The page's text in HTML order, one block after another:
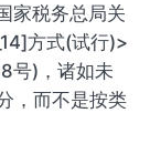
家税务总局关
方式(试行)>
号)，诸如未
，而不是按类